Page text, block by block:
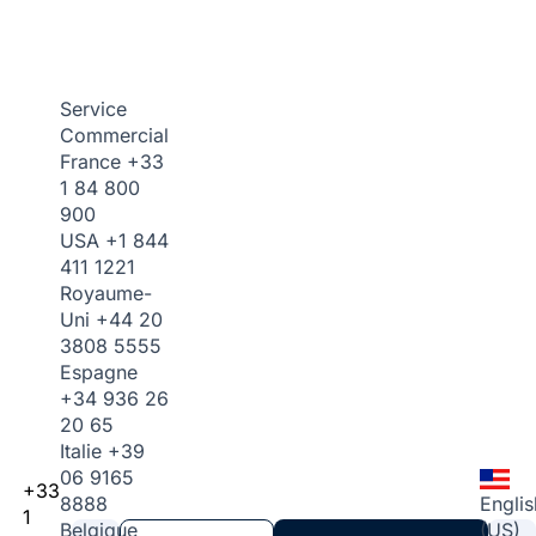
+33
1
Service
Commercial
France +33
1 84 800
900
USA +1 844
411 1221
Royaume-
Uni +44 20
3808 5555
Espagne
+34 936 26
20 65
Italie +39
06 9165
8888
Belgique
(US)